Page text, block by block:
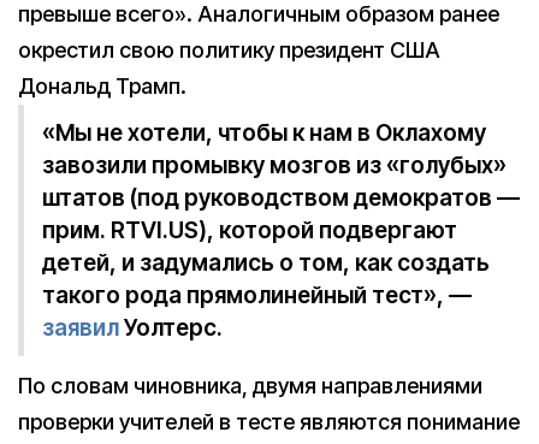
превыше всего». Аналогичным образом ранее
окрестил свою политику президент США
Дональд Трамп.
«Мы не хотели, чтобы к нам в Оклахому
завозили промывку мозгов из «голубых»
штатов (под руководством демократов —
прим. RTVI.US), которой подвергают
детей, и задумались о том, как создать
такого рода прямолинейный тест», —
заявилУолтерс.
По словам чиновника, двумя направлениями
проверки учителей в тесте являются понимание